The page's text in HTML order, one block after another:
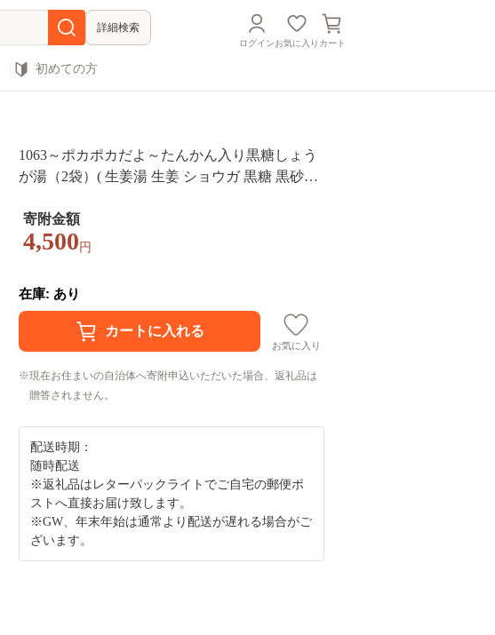
詳細検索
ログインお気に入り カート
初めての方
1063～ポカポカだよ～たんかん入り黒糖しょう
が湯（2袋）( 生姜湯 生姜 ショウガ 黒糖 黒砂糖
かぽか 徳之島 奄美 鹿児島 ポストイン レターパ
ックライト )
寄附金額
4,500 円
在庫: あり
お気に入り
現在お住まいの自治体へ寄附申込いただいた場合、返礼品は
贈答されません。
配送時期：
随時配送
※返礼品はレターパックライトでご自宅の郵便ポ
ストへ直接お届け致します。
※GW、年末年始は通常より配送が遅れる場合がご
ざいます。